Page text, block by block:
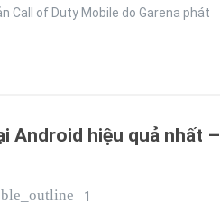
Call of Duty Mobile do Garena phát
Android hiệu quả nhất –
1